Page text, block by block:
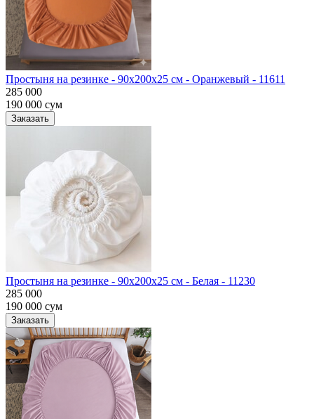
Простыня на резинке - 90x200x25 cм - Оранжевый - 11611
285 000
190 000 сум
Заказать
Простыня на резинке - 90x200x25 cм - Белая - 11230
285 000
190 000 сум
Заказать